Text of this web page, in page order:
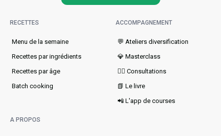
RECETTES
Menu de la semaine​
Recettes par ingrédients
Recettes par âge
Batch cooking
ACCOMPAGNEMENT
💬 Ateliers diversification
💎 Masterclass
👩‍⚕️ Consultations
📗 Le livre
📲 L'app de courses
A PROPOS